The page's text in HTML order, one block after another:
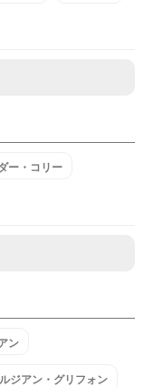
ー・コリー
ン
ジアン・グリフォン